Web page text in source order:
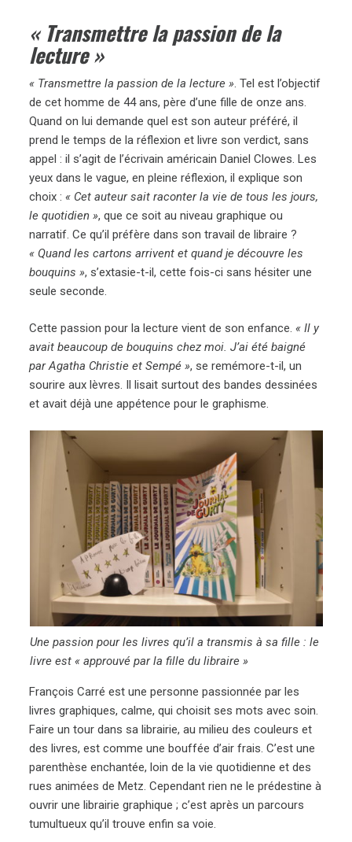
« Transmettre la passion de la
lecture »
« Transmettre la passion de la lecture ». Tel est l’objectif
de cet homme de 44 ans, père d’une fille de onze ans.
Quand on lui demande quel est son auteur préféré, il
prend le temps de la réflexion et livre son verdict, sans
appel : il s’agit de l’écrivain américain Daniel Clowes. Les
yeux dans le vague, en pleine réflexion, il explique son
choix :« Cet auteur sait raconter la vie de tous les jours,
le quotidien », que ce soit au niveau graphique ou
narratif. Ce qu’il préfère dans son travail de libraire ?
« Quand les cartons arrivent et quand je découvre les
bouquins », s’extasie-t-il, cette fois-ci sans hésiter une
seule seconde.
Cette passion pour la lecture vient de son enfance. « Il y
avait beaucoup de bouquins chez moi. J’ai été baigné
par Agatha Christie et Sempé », se remémore-t-il, un
sourire aux lèvres. Il lisait surtout des bandes dessinées
et avait déjà une appétence pour le graphisme.
Une passion pour les livres qu’il a transmis à sa fille : le
livre est « approuvé par la fille du libraire »
François Carré est une personne passionnée par les
livres graphiques, calme, qui choisit ses mots avec soin.
Faire un tour dans sa librairie, au milieu des couleurs et
des livres, est comme une bouffée d’air frais. C’est une
parenthèse enchantée, loin de la vie quotidienne et des
rues animées de Metz. Cependant rien ne le prédestine à
ouvrir une librairie graphique ; c’est après un parcours
tumultueux qu’il trouve enfin sa voie.